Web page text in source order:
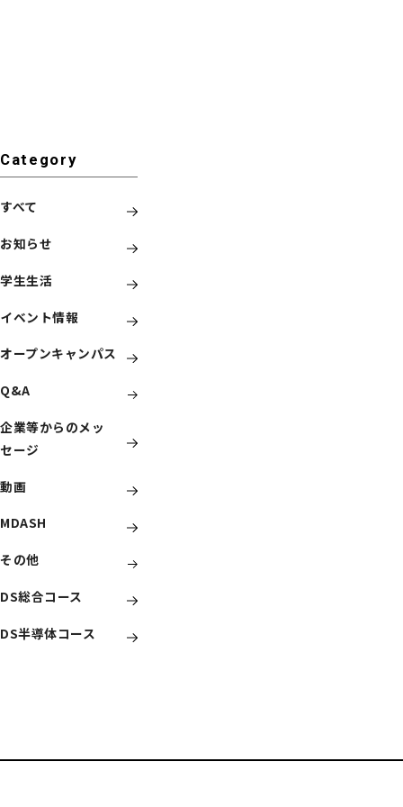
Category
すべて
お知らせ
学生生活
イベント情報
オープンキャンパス
Q&A
企業等からのメッ
セージ
動画
MDASH
その他
DS総合コース
DS半導体コース